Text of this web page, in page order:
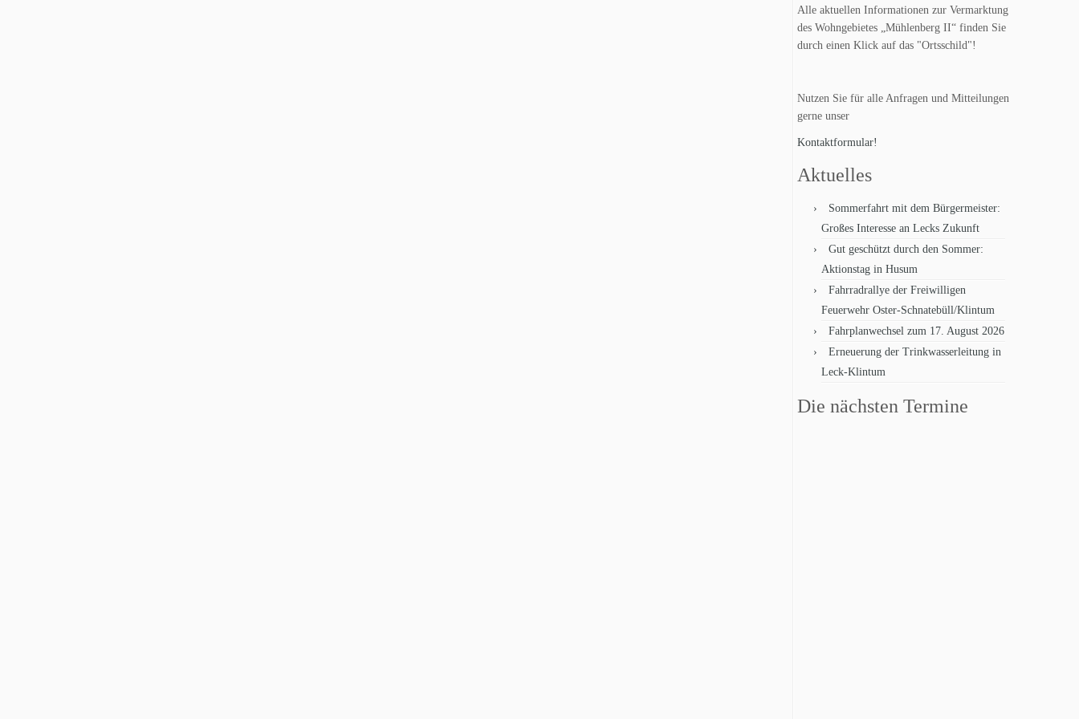
Alle aktuellen Informationen zur Vermarktung
des Wohngebietes „Mühlenberg II“ finden Sie
durch einen Klick auf das "Ortsschild"!
Nutzen Sie für alle Anfragen und Mitteilungen
gerne unser
Kontaktformular!
Aktuelles
Sommerfahrt mit dem Bürgermeister:
Großes Interesse an Lecks Zukunft
Gut geschützt durch den Sommer:
Aktionstag in Husum
Fahrradrallye der Freiwilligen
Feuerwehr Oster-Schnatebüll/Klintum
Fahrplanwechsel zum 17. August 2026
Erneuerung der Trinkwasserleitung in
Leck-Klintum
Die nächsten Termine